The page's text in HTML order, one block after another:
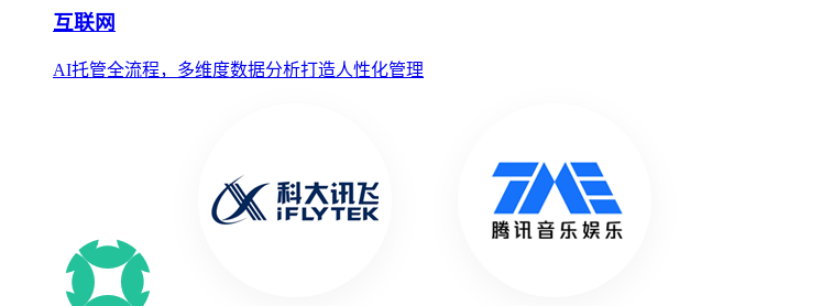
互联网
AI托管全流程，多维度数据分析打造人性化管理